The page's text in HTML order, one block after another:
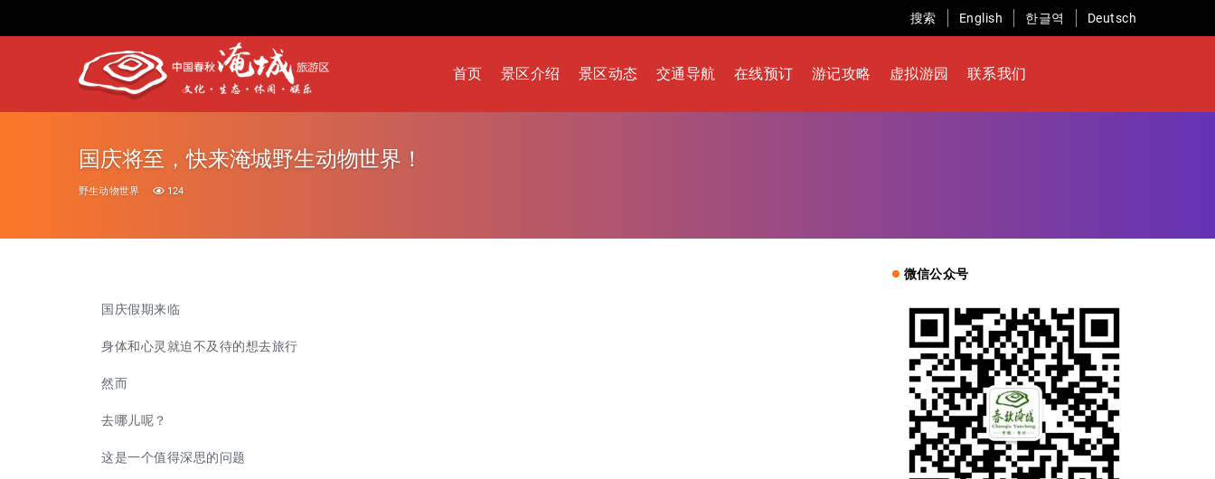
搜索 English 한글역 Deutsch
首页 景区介绍 景区动态 交通导航 在线预订 游记攻略 虚拟游园 联系我们
国庆将至，快来淹城野生动物世界！
野生动物世界 124
国庆假期来临
身体和心灵就迫不及待的想去旅行
然而
去哪儿呢？
这是一个值得深思的问题
微信公众号